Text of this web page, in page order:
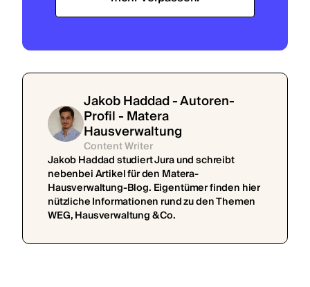
Jakob Haddad - Autoren-
Profil - Matera
Hausverwaltung
Content Writer
Jakob Haddad studiert Jura und schreibt
nebenbei Artikel für den Matera-
Hausverwaltung-Blog. Eigentümer finden hier
nützliche Informationen rund zu den Themen
WEG, Hausverwaltung & Co.